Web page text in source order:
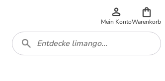
Mein KontoWarenkorb